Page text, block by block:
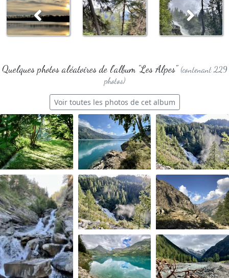
Quelques photos aléatoires de l'album "Les Alpes" (contenant 229
photos)
Voir toutes les photos de cet album